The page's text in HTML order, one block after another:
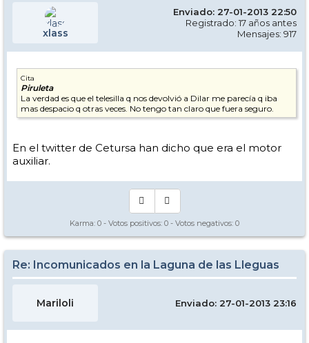
xlass
Enviado: 27-01-2013 22:50
Registrado: 17 años antes
Mensajes: 917
Cita
Piruleta
La verdad es que el telesilla q nos devolvió a Dilar me parecía q iba
mas despacio q otras veces. No tengo tan claro que fuera seguro.
En el twitter de Cetursa han dicho que era el motor
auxiliar.
Karma: 0 - Votos positivos: 0 - Votos negativos: 0
Re: Incomunicados en la Laguna de las Lleguas
Mariloli Enviado: 27-01-2013 23:16